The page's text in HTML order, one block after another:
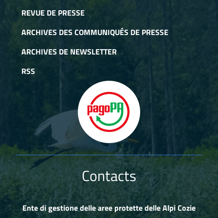
Bussoleno, obtenant l'admissibilité au financement de 100%
des travaux.
Réhabilitation du sentier Fontana della Gerpula
- Refuge Amprimo4 février 2025
Grâce au travail conjoint de l'Organisme de gestion des
zones protégées des Alpes Cozie et de la Commune de
Bussoleno pour obtenir les consentements des propriétaires
privés, la phase finale de définition du projet "Interventions
de réhabilitation du sentier de la Fontana della Gerpula au
Refuge Amprimo - Commune de Bussoleno" a été lancée.
REVUE DE PRESSE
ARCHIVES DES COMMUNIQUÉS DE PRESSE
ARCHIVES DE NEWSLETTER
RSS
Contacts
Ente di gestione delle aree protette delle Alpi Cozie